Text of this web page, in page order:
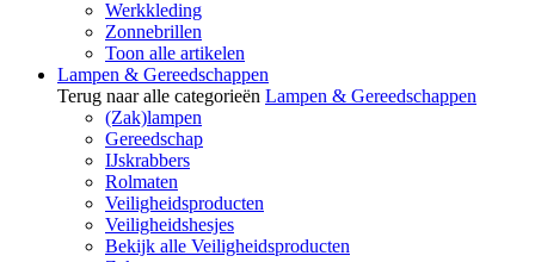
Werkkleding
Zonnebrillen
Toon alle artikelen
Lampen & Gereedschappen
Terug naar alle categorieën Lampen & Gereedschappen
(Zak)lampen
Gereedschap
IJskrabbers
Rolmaten
Veiligheidsproducten
Veiligheidshesjes
Bekijk alle Veiligheidsproducten